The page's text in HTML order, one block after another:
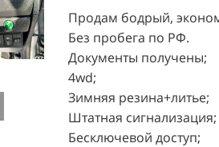
Продам бодрый,
Без пробега по РФ.
Документы получены;
4wd;
Зимняя резина+литье;
Штатная сигнализация;
Бесключевой доступ;